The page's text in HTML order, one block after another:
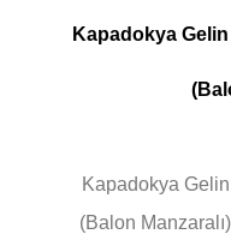
Kapadokya
Kapadokya
(Balon